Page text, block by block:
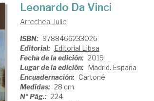
Leonardo Da Vinci
Arrechea, Julio
ISBN: 9788466233026
Editorial: Editorial Libsa
Fecha de la edición: 2019
Lugar de la edición: Madrid. España
Encuadernación: Cartoné
Medidas: 28 cm
Nº Pág.: 224